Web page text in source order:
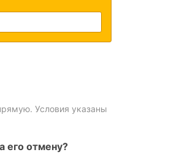
Условия указаны
его отмену?